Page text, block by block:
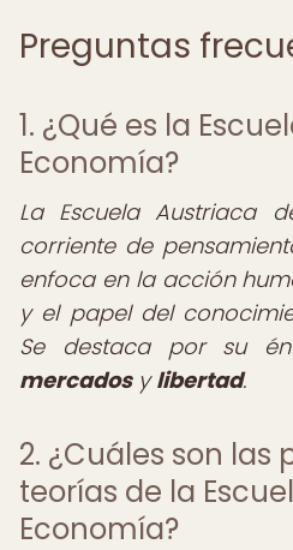
Preguntas
1. ¿Qué es la
Economía?
La Escuela Austriaca
corriente de
enfoca en la acción
y el papel del
Se destaca por su
mercadosylibertad.
2. ¿Cuáles son las
teorías de la
Economía?